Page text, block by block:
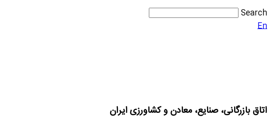
Search
En
اتاق بازرگانی، صنایع، معادن و کشاورزی ایران